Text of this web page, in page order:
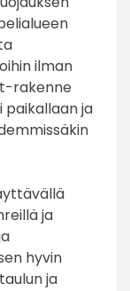
ilman
rakenne
ja
ja
hyvin
ja